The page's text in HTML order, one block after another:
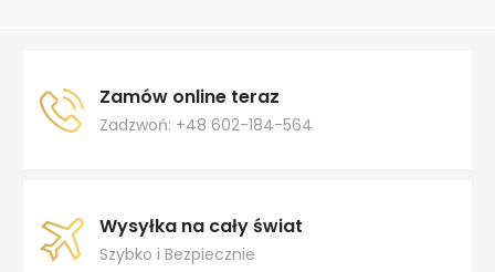
Zamów online teraz
Zadzwoń: +48 602-184-564
Wysyłka na cały świat
Szybko i Bezpiecznie